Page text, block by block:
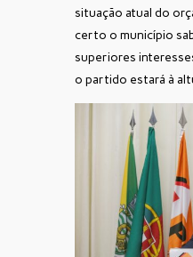
situação atual do
certo o município
superiores
o partido estará à